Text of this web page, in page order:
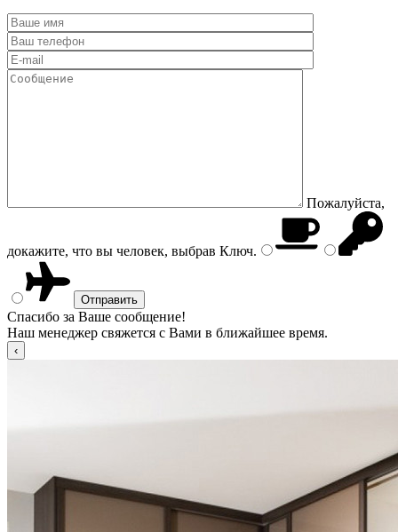
Пожалуйста,
докажите, что вы человек, выбрав Ключ.
Спасибо за Ваше сообщение!
Наш менеджер свяжется с Вами в ближайшее время.